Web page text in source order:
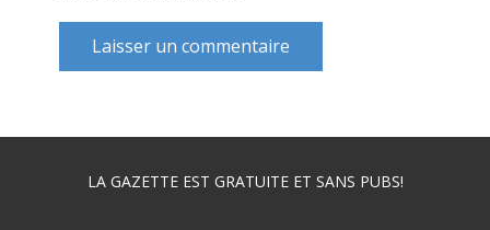
Laisser un commentaire
LA GAZETTE EST GRATUITE ET SANS PUBS!